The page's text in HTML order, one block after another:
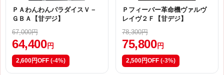
ＰＡわんわんパラダイスＶ－
ＧＢＡ【甘デジ】
67,000円
64,400 円
2,600円OFF (-4%)
Ｐフィーバー革命機ヴァルヴ
レイヴ２Ｆ【甘デジ】
78,300円
75,800 円
2,500円OFF (-3%)